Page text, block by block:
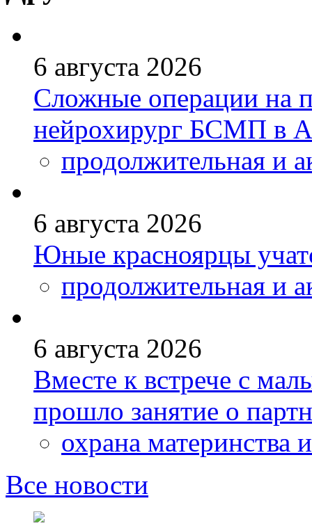
6 августа 2026
Сложные операции на
нейрохирург БСМП в
продолжительная и
6 августа 2026
Юные красноярцы
продолжительная и
6 августа 2026
Вместе к встрече с
прошло занятие о
охрана материнства
Все новости